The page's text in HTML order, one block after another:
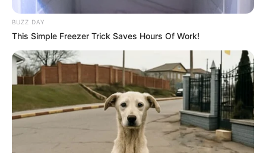
BUZZ DAY
This Simple Freezer Trick Saves Hours Of Work!